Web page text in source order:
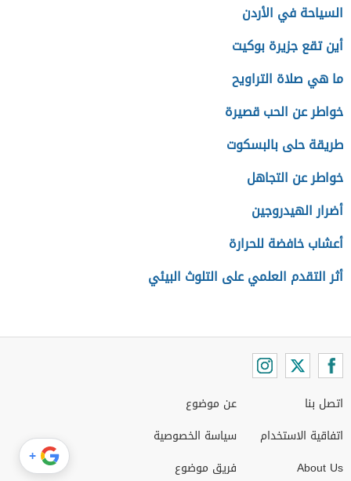
السياحة في الأردن
أين تقع جزيرة بوكيت
ما هي صلاة التراويح
خواطر عن الحب قصيرة
طريقة حلى بالبسكوت
خواطر عن التجاهل
أضرار الهيدروجين
أعشاب خافضة للحرارة
أثر التقدم العلمي على التلوث البيئي
اتصل بنا
اتفاقية الاستخدام
About Us
عن موضوع
سياسة الخصوصية
فريق موضوع
+